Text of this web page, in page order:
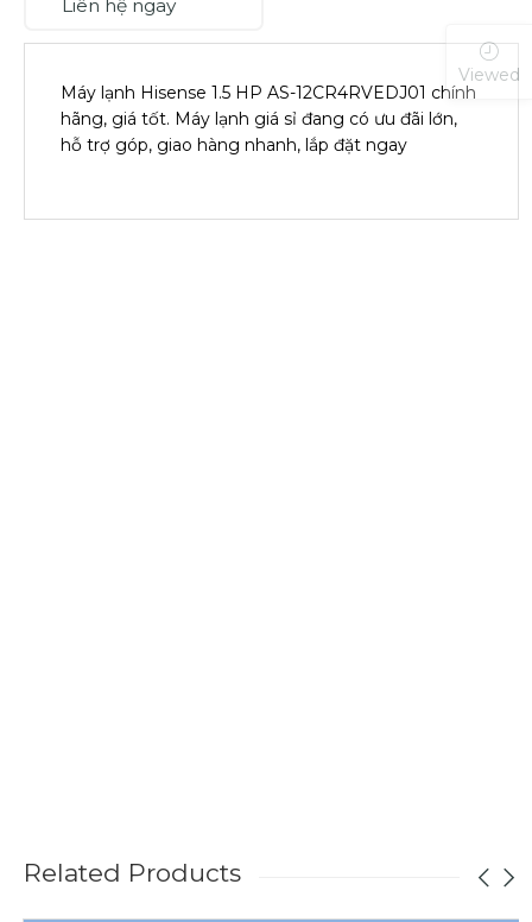
Liên hệ ngay
Máy lạnh Hisense 1.5 HP AS-12CR4RVEDJ01 chính
hãng, giá tốt. Máy lạnh giá sỉ đang có ưu đãi lớn,
hỗ trợ góp, giao hàng nhanh, lắp đặt ngay
Related Products
Viewed